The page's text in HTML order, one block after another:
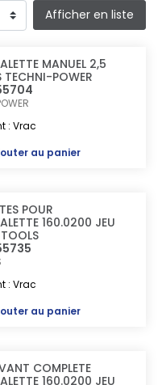
Afficher en liste
MANUEL 2,5
TECHNI-POWER
: Vrac
au panier
POUR
160.0200 JEU
: Vrac
au panier
COMPLETE
160.0200 JEU